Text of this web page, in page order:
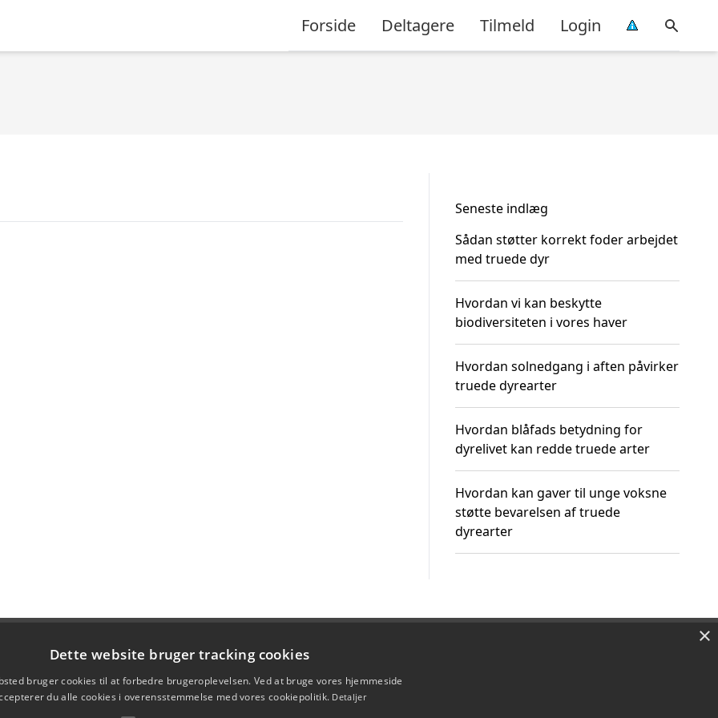
Forside Deltagere Tilmeld Login
Seneste indlæg
Sådan støtter korrekt foder arbejdet
med truede dyr
Hvordan vi kan beskytte
biodiversiteten i vores haver
Hvordan solnedgang i aften påvirker
truede dyrearter
Hvordan blåfads betydning for
dyrelivet kan redde truede arter
Hvordan kan gaver til unge voksne
støtte bevarelsen af truede
dyrearter
×
Dette website bruger tracking cookies
bruger cookies til at forbedre brugeroplevelsen. Ved at bruge vores hjemmeside
du alle cookies i overensstemmelse med vores cookiepolitik. Detaljer